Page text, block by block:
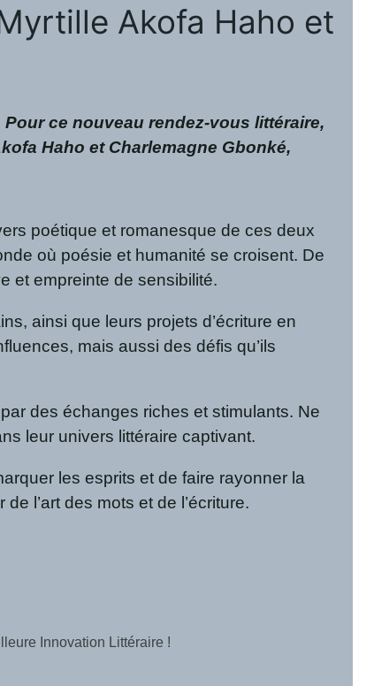
Akofa Haho et
ce nouveau rendez-vous littéraire,
Haho et Charlemagne Gbonké,
poétique et romanesque de ces deux
où poésie et humanité se croisent. De
et empreinte de sensibilité.
ainsi que leurs projets d’écriture en
mais aussi des défis qu’ils
des échanges riches et stimulants. Ne
leur univers littéraire captivant.
les esprits et de faire rayonner la
l’art des mots et de l’écriture.
Innovation Littéraire !